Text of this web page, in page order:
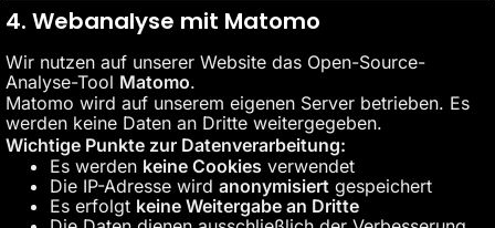
4. Webanalyse mit Matomo
Wir nutzen auf unserer Website das Open-Source-
Analyse-Tool Matomo.
Matomo wird auf unserem eigenen Server betrieben. Es
werden keine Daten an Dritte weitergegeben.
Wichtige Punkte zur Datenverarbeitung:
Es werden keine Cookies verwendet
Die IP-Adresse wird anonymisiert gespeichert
Es erfolgt keine Weitergabe an Dritte